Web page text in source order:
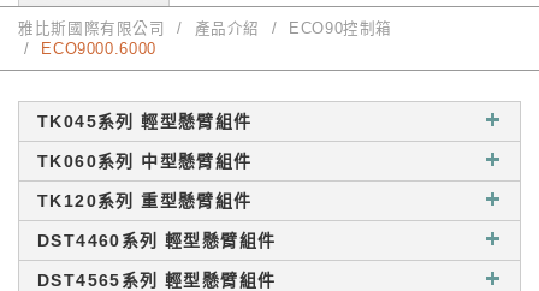
雅比斯國際有限公司 產品介紹
ECO90控制箱
ECO9000.6000
TK045系列 輕型懸臂組件
TK060系列 中型懸臂組件
TK120系列 重型懸臂組件
DST4460系列 輕型懸臂組件
DST4565系列 輕型懸臂組件